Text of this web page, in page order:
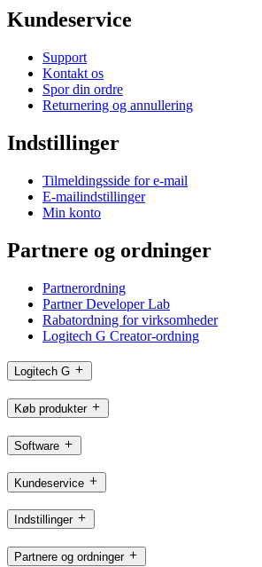
Kundeservice
Support
Kontakt os
Spor din ordre
Returnering og annullering
Indstillinger
Tilmeldingsside for e-mail
E-mailindstillinger
Min konto
Partnere og ordninger
Partnerordning
Partner Developer Lab
Rabatordning for virksomheder
Logitech G Creator-ordning
Logitech G
Køb produkter
Software
Kundeservice
Indstillinger
Partnere og ordninger